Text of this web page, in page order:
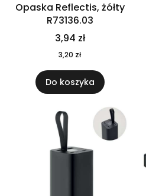
Opaska Reflectis, żółty
R73136.03
3,94 zł
3,20 zł
Do koszyka